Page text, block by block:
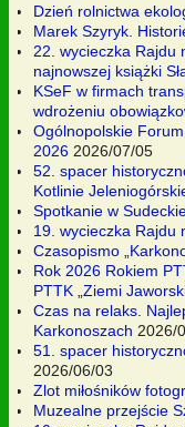
Dzień rolnictwa
Marek Szyryk.
22. wycieczka Rajdu
najnowszej książki
KSeF w firmach
wdrożeniu
Ogólnopolskie
2026 2026/07/05
52. spacer
Kotlinie
Spotkanie w
19. wycieczka Rajdu
Czasopismo
Rok 2026 Rokiem
PTTK „Ziemi
Czas na relaks.
Karkonoszach 2026/
51. spacer
2026/06/03
Zlot miłośników
Muzealne przejście